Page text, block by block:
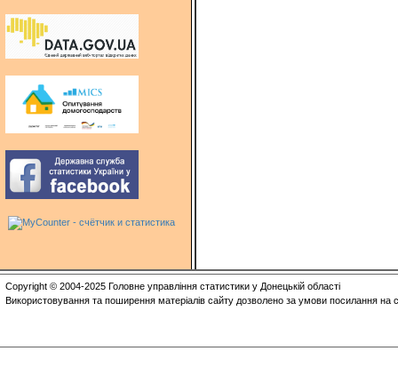
Copyright © 2004-2025 Головне управління статистики у Донецькій області
Використовування та поширення матеріалів сайту дозволено за умови посилання на